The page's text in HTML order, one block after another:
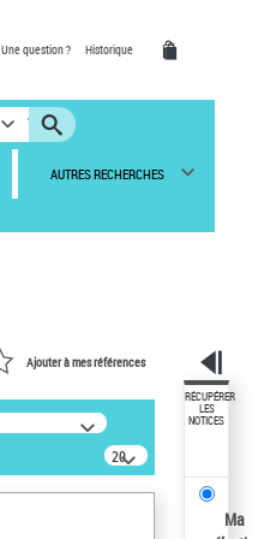
Une question ? Historique
AUTRES RECHERCHES
Ajouter à mes références
20
résultats/page
RÉCUPÉRER
LES
NOTICES
Ma